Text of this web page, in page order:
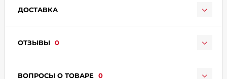
ДОСТАВКА
ОТЗЫВЫ 0
ВОПРОСЫ О ТОВАРЕ 0
раз в 2 недели